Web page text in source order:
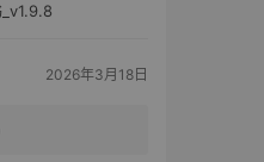
2026年3月18日